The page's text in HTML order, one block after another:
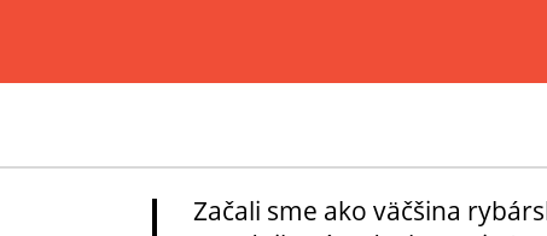
Začali sme ako väčšina